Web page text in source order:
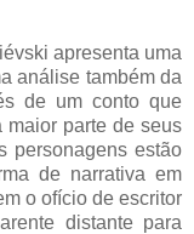
apresenta uma
análise também da
de um conto que
maior parte de seus
personagens estão
de narrativa em
o ofício de escritor
distante para